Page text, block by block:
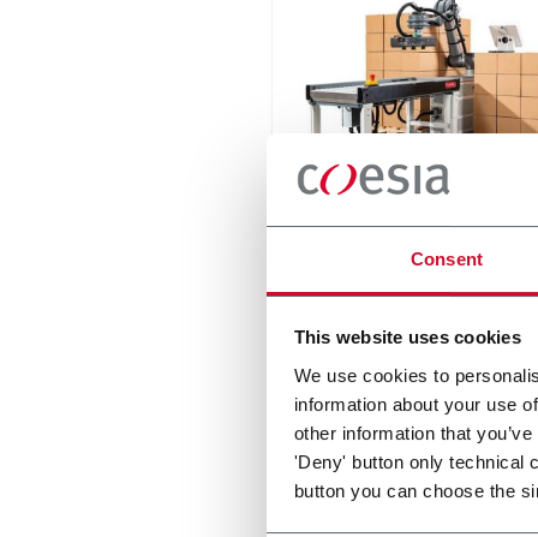
Consent
This website uses cookies
We use cookies to
information about your use
other information that
'Deny' button only technical
button you can choose the
New collaborative
palletizer with unmatched
layer.
Scopri di più